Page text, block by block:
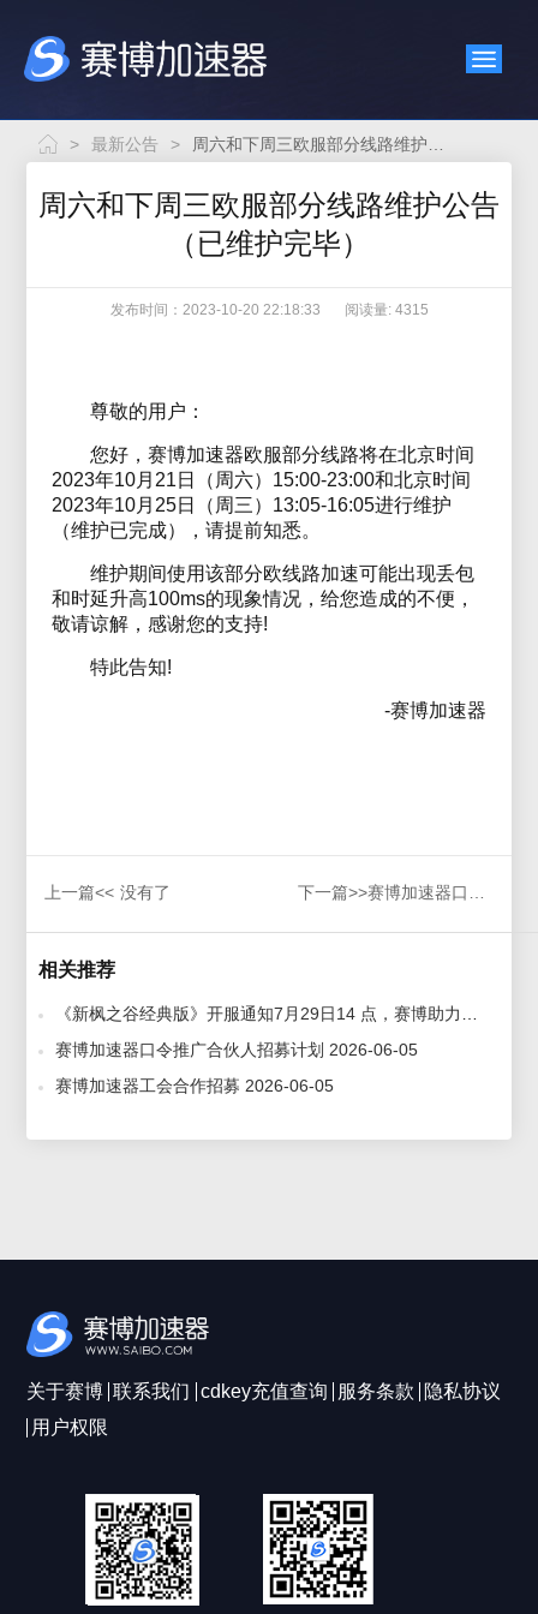
> 最新公告 >
周六和下周三欧服部分线路维护公告
（已维护完毕）
发布时间：2023-10-20 22:18:33 阅读量: 4315
尊敬的用户：
您好，赛博加速器欧服部分线路将在北京时间
2023年10月21日（周六）15:00-23:00和北京时间
2023年10月25日（周三）13:05-16:05进行维护
（维护已完成），请提前知悉。
维护期间使用该部分欧线路加速可能出现丢包
和时延升高100ms的现象情况，给您造成的不便，
敬请谅解，感谢您的支持!
特此告知!
-赛博加速器
上一篇<< 没有了 下一篇>>赛博加速器口令推广合伙人招募计划
相关推荐
赛博加速器口令推广合伙人招募计划 2026-06-05
赛博加速器工会合作招募 2026-06-05
关于赛博 联系我们 cdkey充值查询 服务条款
隐私协议
用户权限